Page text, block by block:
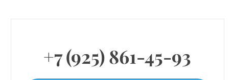
+7 (925) 861-45-93